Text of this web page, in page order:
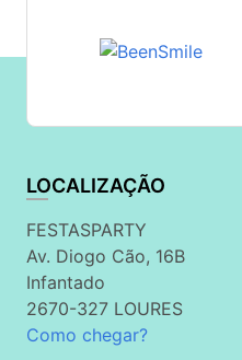
LOCALIZAÇÃO
FESTASPARTY
Av. Diogo Cão, 16B
Infantado
2670-327 LOURES
Como chegar?